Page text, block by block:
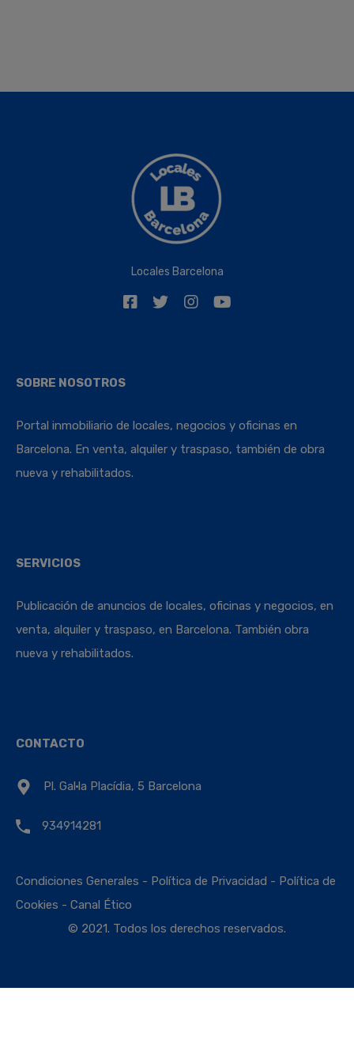
Locales Barcelona
SOBRE NOSOTROS
Portal inmobiliario de locales, negocios y oficinas en
Barcelona. En venta, alquiler y traspaso, también de obra
nueva y rehabilitados.
SERVICIOS
Publicación de anuncios de locales, oficinas y negocios, en
venta, alquiler y traspaso, en Barcelona. También obra
nueva y rehabilitados.
CONTACTO
Pl. Gal·la Placídia, 5 Barcelona
934914281
Condiciones Generales - Política de Privacidad - Política de
Cookies - Canal Ético
© 2021. Todos los derechos reservados.